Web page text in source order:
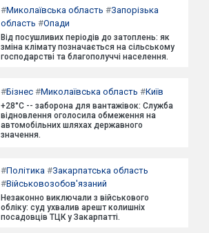
#Миколаївська область #Запорізька
область #Опади
Від посушливих періодів до затоплень: як
зміна клімату позначається на сільському
господарстві та благополуччі населення.
#Бізнес #Миколаївська область #Київ
+28°C -- заборона для вантажівок: Служба
відновлення оголосила обмеження на
автомобільних шляхах державного
значення.
#Політика #Закарпатська область
#Військовозобов'язаний
Незаконно виключали з військового
обліку: суд ухвалив арешт колишніх
посадовців ТЦК у Закарпатті.